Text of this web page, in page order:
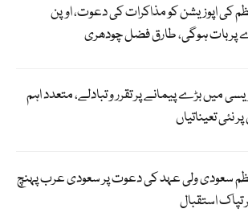
کی اپوزیشن کو مذاکرات کی دعوت، اوپن
پر بات ہوگی، طارق فضل چودھری
میں بڑے پیمانے پر تقرر و تبادلے، متعدد اہم
نئی تعیناتیاں
سعودی ولی عہد کی دعوت پر سعودی عرب پہنچ
تپاک استقبال